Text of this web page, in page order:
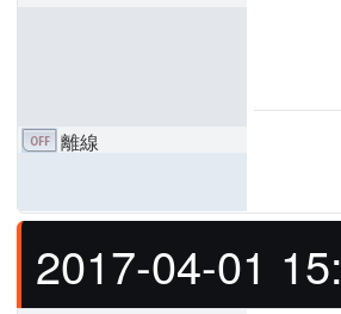
離線
2017-04-01